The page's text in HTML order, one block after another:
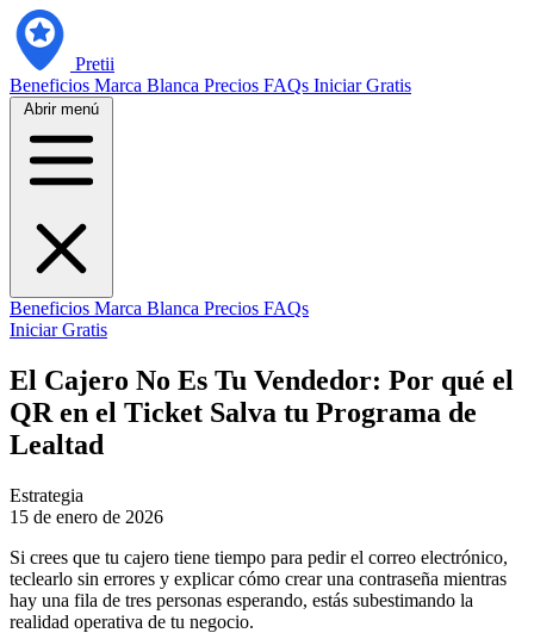
Pretii
Beneficios Marca Blanca Precios FAQs Iniciar Gratis
Abrir menú
Beneficios Marca Blanca Precios FAQs
Iniciar Gratis
El Cajero No Es Tu Vendedor: Por qué el
QR en el Ticket Salva tu Programa de
Lealtad
Estrategia
15 de enero de 2026
Si crees que tu cajero tiene tiempo para pedir el correo electrónico,
teclearlo sin errores y explicar cómo crear una contraseña mientras
hay una fila de tres personas esperando, estás subestimando la
realidad operativa de tu negocio.